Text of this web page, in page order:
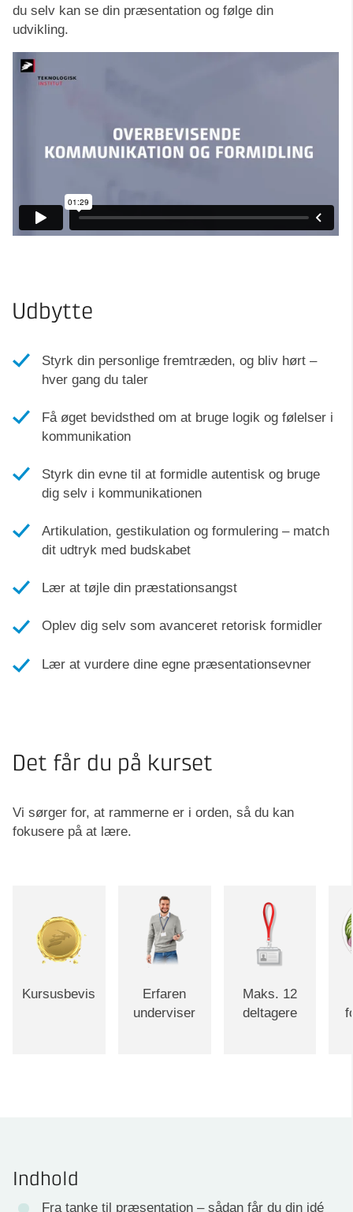
du selv kan se din præsentation og følge din
udvikling.
Udbytte
Styrk din personlige fremtræden, og bliv hørt –
hver gang du taler
Få øget bevidsthed om at bruge logik og følelser i
kommunikation
Styrk din evne til at formidle autentisk og bruge
dig selv i kommunikationen
Artikulation, gestikulation og formulering – match
dit udtryk med budskabet
Lær at tøjle din præstationsangst
Oplev dig selv som avanceret retorisk formidler
Lær at vurdere dine egne præsentationsevner
Det får du på kurset
Vi sørger for, at rammerne er i orden, så du kan
fokusere på at lære.
Kursusbevis
Erfaren
underviser
Maks. 12
deltagere
Indhold
Fra tanke til præsentation – sådan får du din idé